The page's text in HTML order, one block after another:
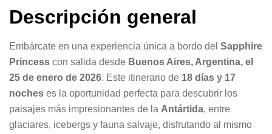
Descripción general
Embárcate en una experiencia única a bordo del Sapphire
Princess con salida desde Buenos Aires, Argentina, el
25 de enero de 2026. Este itinerario de 18 días y 17
noches es la oportunidad perfecta para descubrir los
paisajes más impresionantes de la Antártida, entre
glaciares, icebergs y fauna salvaje, disfrutando al mismo